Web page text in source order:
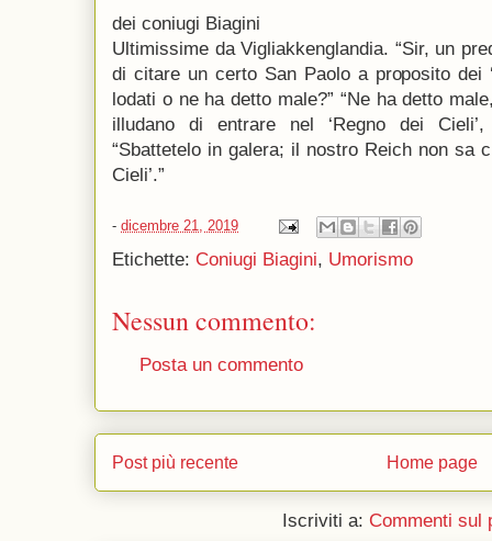
dei coniugi Biagini
Ultimissime da Vigliakkenglandia. “Sir, un
di citare un certo San Paolo a proposito dei
lodati o ne ha detto male?” “Ne ha detto
illudano di entrare nel ‘Regno dei
“Sbattetelo in galera; il nostro Reich non sa
Cieli’.”
- dicembre 21, 2019
Etichette: Coniugi Biagini, Umorismo
Nessun commento:
Posta un commento
Post più recente Home page
Iscriviti a: Commenti sul